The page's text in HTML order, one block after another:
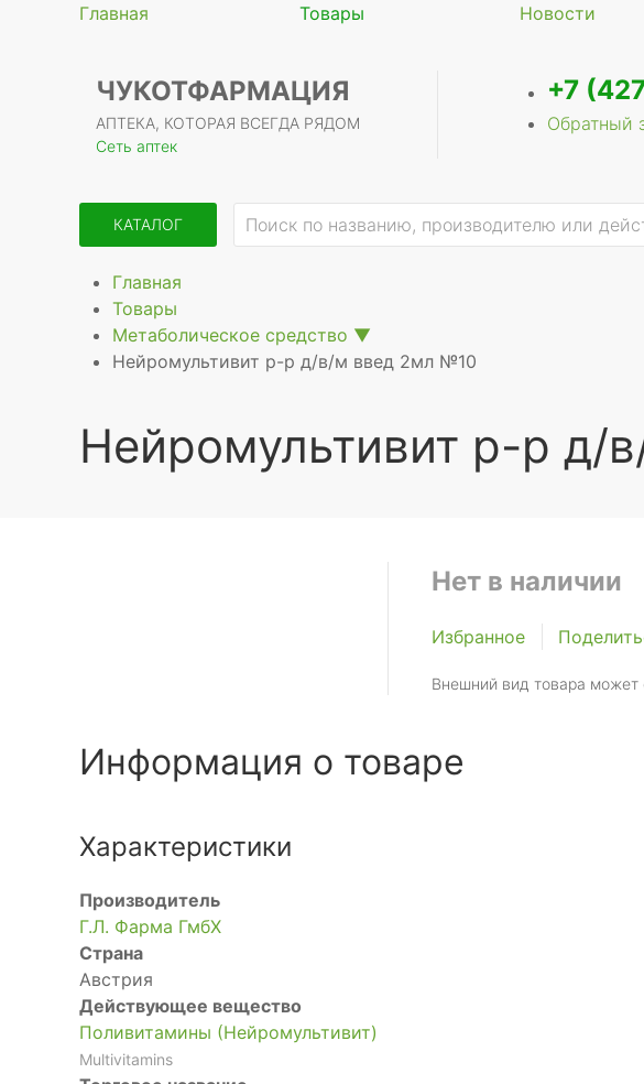
Главная Товары Новости
ЧУКОТФАРМАЦИЯ
АПТЕКА, КОТОРАЯ ВСЕГДА РЯДОМ
Сеть аптек
+7
Обратный
КАТАЛОГ
Главная
Товары
Метаболическое средство ▼
Нейромультивит р-р д/в/м введ 2мл №10
Нейромультивит р-р
Нет в наличии
Избранное
Внешний вид товара может
Информация о товаре
Характеристики
Производитель
Г.Л. Фарма ГмбХ
Страна
Австрия
Действующее вещество
Поливитамины (Нейромультивит)
Multivitamins